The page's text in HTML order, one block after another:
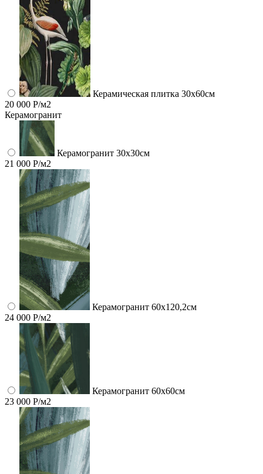
Керамическая плитка 30x60см
20 000 Р/м2
Керамогранит
Керамогранит 30х30см
21 000 Р/м2
Керамогранит 60x120,2см
24 000 Р/м2
Керамогранит 60x60см
23 000 Р/м2